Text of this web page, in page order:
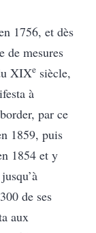
1756, et dès
de mesures
XIXe siècle,
à
par ce
1859, puis
1854 et y
de ses
aux